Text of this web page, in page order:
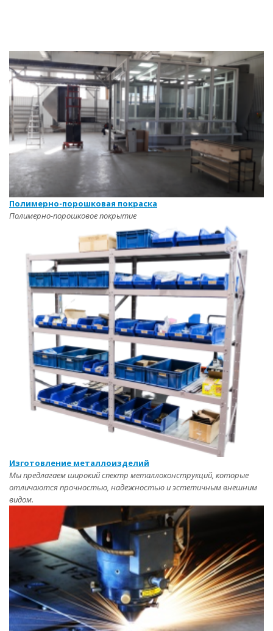
Полимерно-порошковая покраска
Полимерно-порошковое покрытие
Изготовление металлоизделий
Мы предлагаем широкий спектр металлоконструкций, которые
отличаются прочностью, надежностью и эстетичным внешним
видом.